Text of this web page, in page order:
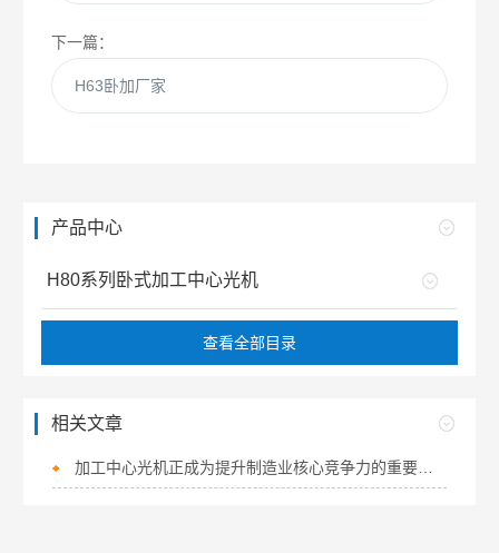
下一篇：
H63卧加厂家
产品中心
H80系列卧式加工中心光机
查看全部目录
相关文章